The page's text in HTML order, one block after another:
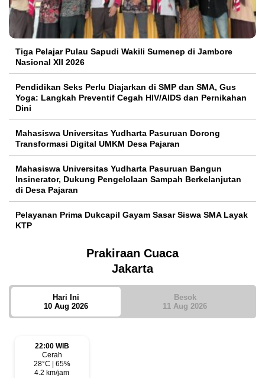
Tiga Pelajar Pulau Sapudi Wakili Sumenep di Jambore
Nasional XII 2026
Pendidikan Seks Perlu Diajarkan di SMP dan SMA, Gus
Yoga: Langkah Preventif Cegah HIV/AIDS dan Pernikahan
Dini
Mahasiswa Universitas Yudharta Pasuruan Dorong
Transformasi Digital UMKM Desa Pajaran
Mahasiswa Universitas Yudharta Pasuruan Bangun
Insinerator, Dukung Pengelolaan Sampah Berkelanjutan
di Desa Pajaran
Pelayanan Prima Dukcapil Gayam Sasar Siswa SMA Layak
KTP
Prakiraan Cuaca
Jakarta
Hari Ini
10 Aug 2026
Besok
11 Aug 2026
22:00 WIB
Cerah
28°C | 65%
4.2 km/jam